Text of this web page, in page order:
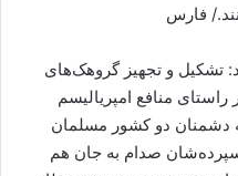
فارس
تشکیل و تجهیز گروهک‌های
راستای منافع امپریالیسم
دشمنان دو کشور مسلمان
صدام به جان هم